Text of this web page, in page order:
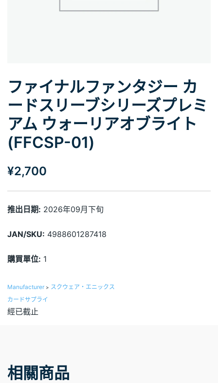
ファイナルファンタジー カ
ードスリーブシリーズプレミ
アム ウォーリアオブライト
(FFCSP-01)
¥2,700
推出日期: 2026年09月下旬
JAN/SKU: 4988601287418
購買單位: 1
Manufacturer > スクウェア・エニックス
カードサプライ
經已截止
相關商品